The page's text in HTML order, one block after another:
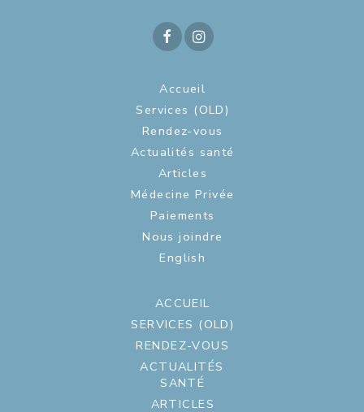
Accueil
Services (OLD)
Rendez-vous
Actualités santé
Articles
Médecine Privée
Paiements
Nous joindre
English
ACCUEIL
SERVICES (OLD)
RENDEZ-VOUS
ACTUALITÉS
SANTÉ
ARTICLES